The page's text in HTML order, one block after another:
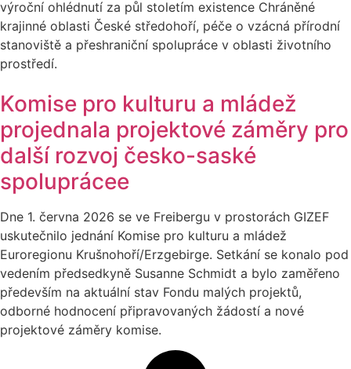
výroční ohlédnutí za půl stoletím existence Chráněné
krajinné oblasti České středohoří, péče o vzácná přírodní
stanoviště a přeshraniční spolupráce v oblasti životního
prostředí.
Komise pro kulturu a mládež
projednala projektové záměry pro
další rozvoj česko-saské
spoluprácee
Dne 1. června 2026 se ve Freibergu v prostorách GIZEF
uskutečnilo jednání Komise pro kulturu a mládež
Euroregionu Krušnohoří/Erzgebirge. Setkání se konalo pod
vedením předsedkyně Susanne Schmidt a bylo zaměřeno
především na aktuální stav Fondu malých projektů,
odborné hodnocení připravovaných žádostí a nové
projektové záměry komise.